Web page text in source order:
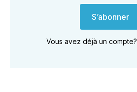
S’abonner
Vous avez déjà un compte?